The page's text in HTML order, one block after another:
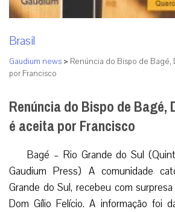
Brasil
Gaudium news > Renúncia do Bispo de Bagé,
por Francisco
Renúncia do Bispo de Bagé,
é aceita por Francisco
Bagé – Rio Grande do Sul
Gaudium Press) A comunidade
Grande do Sul, recebeu com
Dom Gílio Felício. A informação foi